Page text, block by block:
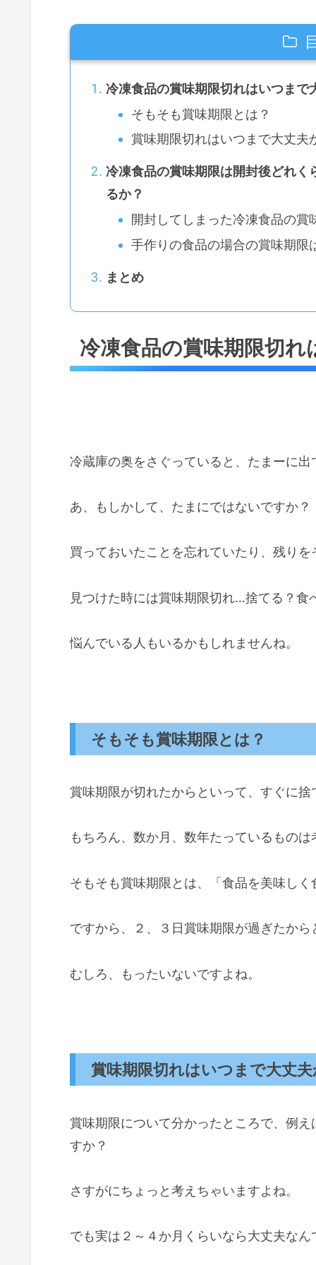
冷凍食品の賞味期限切れはいつまで
そもそも賞味期限とは？
賞味期限切れはいつまで大丈夫
冷凍食品の賞味期限は開封後どれ
るか？
開封してしまった冷凍食品の賞
手作りの食品の場合の賞味期限
まとめ
冷凍食品の賞味期限切
冷蔵庫の奥をさぐっていると、たまーに
あ、もしかして、たまにではないですか？
買っておいたことを忘れていたり、残り
見つけた時には賞味期限切れ…捨てる？食
悩んでいる人もいるかもしれませんね。
そもそも賞味期限とは？
賞味期限が切れたからといって、すぐに
もちろん、数か月、数年たっているもの
そもそも賞味期限とは、「食品を美味し
ですから、２、３日賞味期限が過ぎたか
むしろ、もったいないですよね。
賞味期限切れはいつまで大丈
賞味期限について分かったところで、例
すか？
さすがにちょっと考えちゃいますよね。
でも実は２～４か月くらいなら大丈夫なん